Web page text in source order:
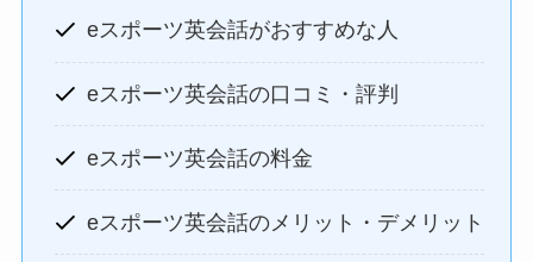
eスポーツ英会話がおすすめな人
eスポーツ英会話の口コミ・評判
eスポーツ英会話の料金
eスポーツ英会話のメリット・デメリット